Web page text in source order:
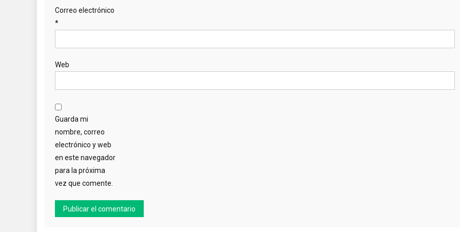
Correo electrónico
*
Web
Guarda mi
nombre, correo
electrónico y web
en este navegador
para la próxima
vez que comente.